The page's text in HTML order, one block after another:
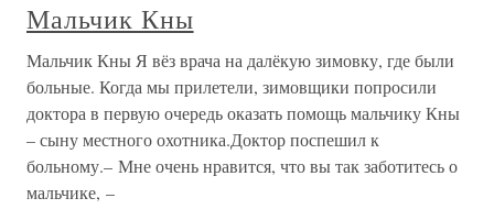
Мальчик Кны
Мальчик Кны Я вёз врача на далёкую зимовку, где были
больные. Когда мы прилетели, зимовщики попросили
доктора в первую очередь оказать помощь мальчику Кны
– сыну местного охотника.Доктор поспешил к
больному.– Мне очень нравится, что вы так заботитесь о
мальчике, –